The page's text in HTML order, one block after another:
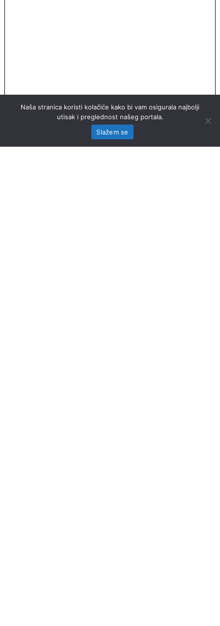
Naša stranica koristi kolačiće kako bi vam osigurala najbolji
utisak i preglednost našeg portala.
Slažem se